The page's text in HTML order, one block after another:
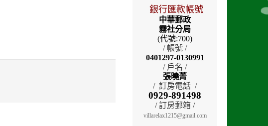
銀行匯款帳號
中華郵政
霧社分局
(代號:700)
/ 帳號 /
0401297-0130991
/ 戶名 /
張曉菁
/ 訂房電話 /
0929-891498
/ 訂房郵箱 /
villarelax1215@gmail.com